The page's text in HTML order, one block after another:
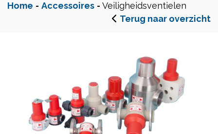
Home - Accessoires - Veiligheidsventielen
Terug naar overzicht